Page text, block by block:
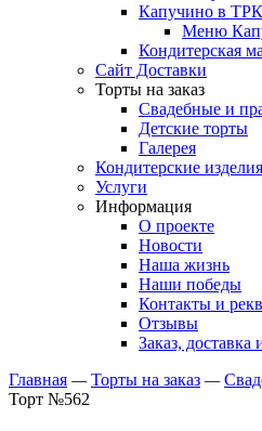
Капучино в
Меню
Кондитерская
Сайт Доставки
Торты на заказ
Свадебные и
Детские торты
Галерея
Кондитерские изделия
Услуги
Информация
О проекте
Новости
Наша жизнь
Наши победы
Контакты и
Отзывы
Заказ, доставка
Главная — Торты на заказ —
Торт №562